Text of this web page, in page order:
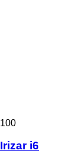
100
Irizar i6